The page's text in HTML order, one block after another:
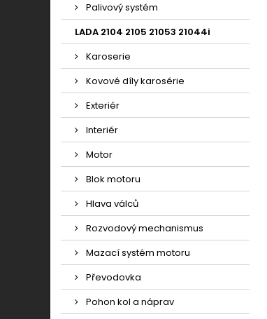
Palivový systém
LADA 2104 2105 21053 21044i
Karoserie
Kovové díly karosérie
Exteriér
Interiér
Motor
Blok motoru
Hlava válců
Rozvodový mechanismus
Mazací systém motoru
Převodovka
Pohon kol a náprav